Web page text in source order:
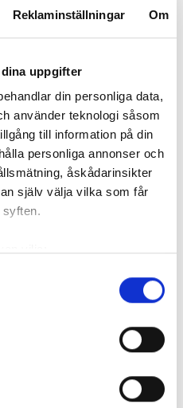
Reklaminställningar Om
uppgifter
din personliga data,
använder teknologi såsom
till information på din
personliga annonser och
åskådarinsikter
själv välja vilka som får
syften.
på upp till flera meter
uppgifter
ditt samtycke när som
LLC - Ghalilah